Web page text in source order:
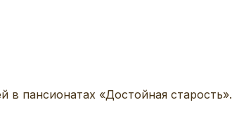
пансионатах «Достойная старость».